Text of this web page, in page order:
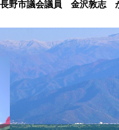
長野市議会議員 金沢敦志
HOME
プロフィール
政策